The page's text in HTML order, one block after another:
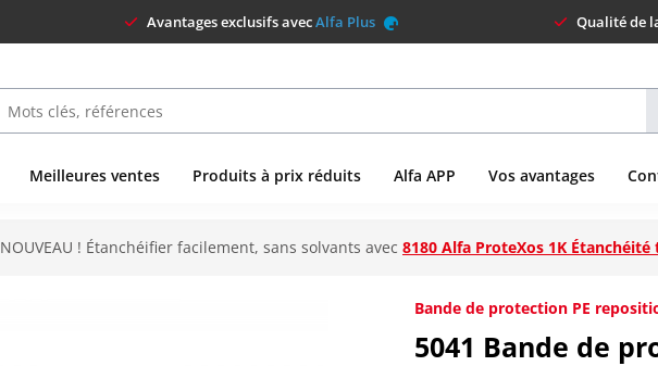
Avantages exclusifs avecAlfa Plus Qualité de
Meilleures ventes Produits à prix réduits Alfa APP Vos avantages
NOUVEAU ! Étanchéifier facilement, sans solvants avec 8180 Alfa ProteXos 1K
Bande de protection PE
5041 Bande de